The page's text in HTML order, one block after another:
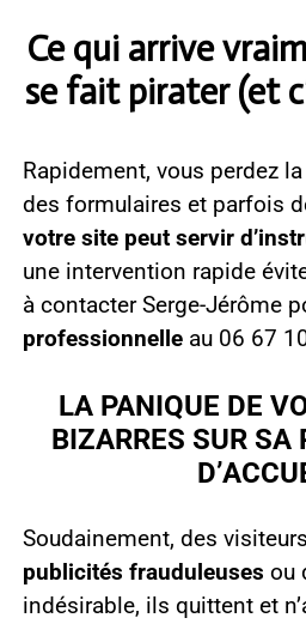
Ce qui arrive
se fait pirater (et
Rapidement, vous perdez
des formulaires et parfois
votre site peut servir
une intervention rapide
à contacter Serge-Jérôme
professionnelleau 06 67
LA PANIQUE DE
BIZARRES SUR SA
Soudainement, des
publicités frauduleuses ou
indésirable, ils quittent et